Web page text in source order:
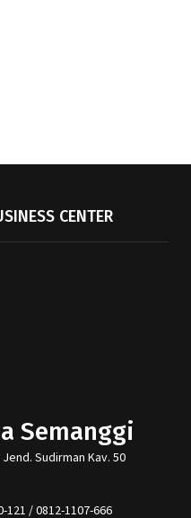
CENTER
Semanggi
Sudirman Kav. 50
121 / 0812-1107-666